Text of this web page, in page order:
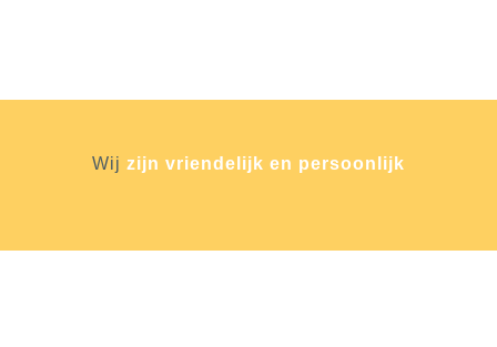
Wij zijn vriendelijk en persoonlijk